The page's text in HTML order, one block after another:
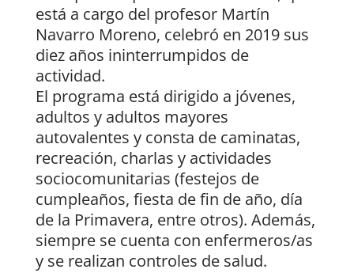
está a cargo del profesor Martín
Navarro Moreno, celebró en 2019 sus
diez años ininterrumpidos de
actividad.
El programa está dirigido a jóvenes,
adultos y adultos mayores
autovalentes y consta de caminatas,
recreación, charlas y actividades
sociocomunitarias (festejos de
cumpleaños, fiesta de fin de año, día
de la Primavera, entre otros). Además,
siempre se cuenta con enfermeros/as
y se realizan controles de salud.